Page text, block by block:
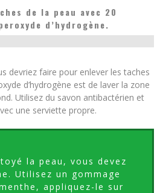
de la peau avec 20
d’hydrogène.
devriez faire pour enlever les taches
d’hydrogène est de laver la zone
Utilisez du savon antibactérien et
une serviette propre.
la peau, vous devez
Utilisez un gommage
appliquez-le sur